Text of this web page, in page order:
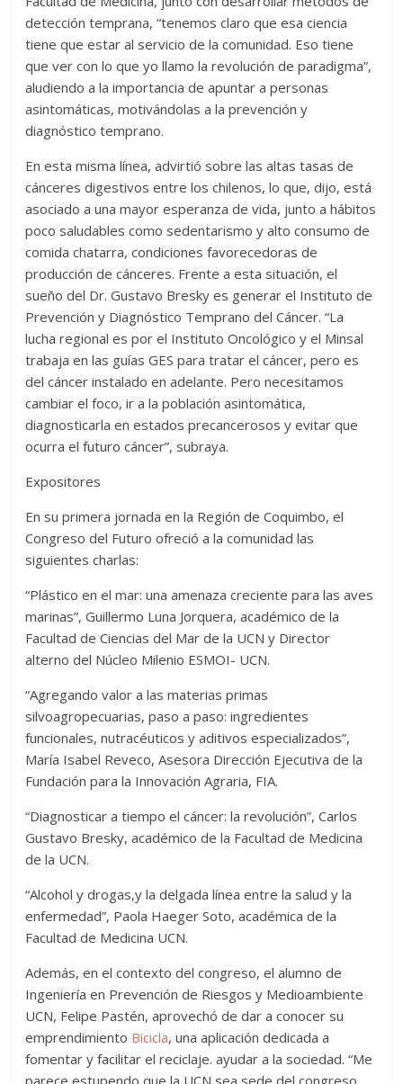
detección temprana, “tenemos claro que esa ciencia
tiene que estar al servicio de la comunidad. Eso tiene
que ver con lo que yo llamo la revolución de paradigma”,
aludiendo a la importancia de apuntar a personas
asintomáticas, motivándolas a la prevención y
diagnóstico temprano.
En esta misma línea, advirtió sobre las altas tasas de
cánceres digestivos entre los chilenos, lo que, dijo, está
asociado a una mayor esperanza de vida, junto a hábitos
poco saludables como sedentarismo y alto consumo de
comida chatarra, condiciones favorecedoras de
producción de cánceres. Frente a esta situación, el
sueño del Dr. Gustavo Bresky es generar el Instituto de
Prevención y Diagnóstico Temprano del Cáncer. “La
lucha regional es por el Instituto Oncológico y el Minsal
trabaja en las guías GES para tratar el cáncer, pero es
del cáncer instalado en adelante. Pero necesitamos
cambiar el foco, ir a la población asintomática,
diagnosticarla en estados precancerosos y evitar que
ocurra el futuro cáncer”, subraya.
Expositores
En su primera jornada en la Región de Coquimbo, el
Congreso del Futuro ofreció a la comunidad las
siguientes charlas:
“Plástico en el mar: una amenaza creciente para las aves
marinas”, Guillermo Luna Jorquera, académico de la
Facultad de Ciencias del Mar de la UCN y Director
alterno del Núcleo Milenio ESMOI- UCN.
“Agregando valor a las materias primas
silvoagropecuarias, paso a paso: ingredientes
funcionales, nutracéuticos y aditivos especializados”,
María Isabel Reveco, Asesora Dirección Ejecutiva de la
Fundación para la Innovación Agraria, FIA.
“Diagnosticar a tiempo el cáncer: la revolución”, Carlos
Gustavo Bresky, académico de la Facultad de Medicina
de la UCN.
“Alcohol y drogas,y la delgada línea entre la salud y la
enfermedad”, Paola Haeger Soto, académica de la
Facultad de Medicina UCN.
Además, en el contexto del congreso, el alumno de
Ingeniería en Prevención de Riesgos y Medioambiente
UCN, Felipe Pastén, aprovechó de dar a conocer su
emprendimiento Bicicla, una aplicación dedicada a
fomentar y facilitar el reciclaje. ayudar a la sociedad. “Me